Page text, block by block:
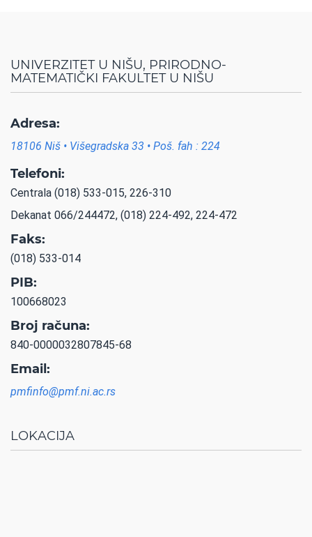
UNIVERZITET U NIŠU, PRIRODNO-
MATEMATIČKI FAKULTET U NIŠU
Adresa:
18106 Niš • Višegradska 33 • Poš. fah : 224
Telefoni:
Centrala (018) 533-015, 226-310
Dekanat 066/244472, (018) 224-492, 224-472
Faks:
(018) 533-014
PIB:
100668023
Broj računa:
840-0000032807845-68
Email:
pmfinfo@pmf.ni.ac.rs
LOKACIJA